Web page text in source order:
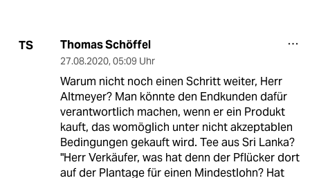
TS Thomas Schöffel
27.08.2020, 05:09 Uhr
Warum nicht noch einen Schritt weiter, Herr
Altmeyer? Man könnte den Endkunden dafür
verantwortlich machen, wenn er ein Produkt
kauft, das womöglich unter nicht akzeptablen
Bedingungen gekauft wird. Tee aus Sri Lanka?
"Herr Verkäufer, was hat denn der Pflücker dort
auf der Plantage für einen Mindestlohn? Hat